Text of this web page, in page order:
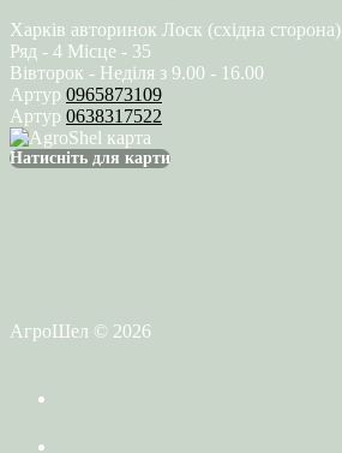
Харків авторинок Лоск (східна сторона)
Ряд - 4 Місце - 35
Вівторок - Неділя з 9.00 - 16.00
Артур 0965873109
Артур 0638317522
Натисніть для карти
АгроШел © 2026